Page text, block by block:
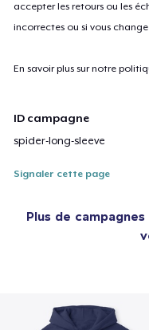
accepter les retours ou les
incorrectes ou si vous
En savoir plus sur notre
ID campagne
spider-long-sleeve
Signaler cette page
Plus de campagnes